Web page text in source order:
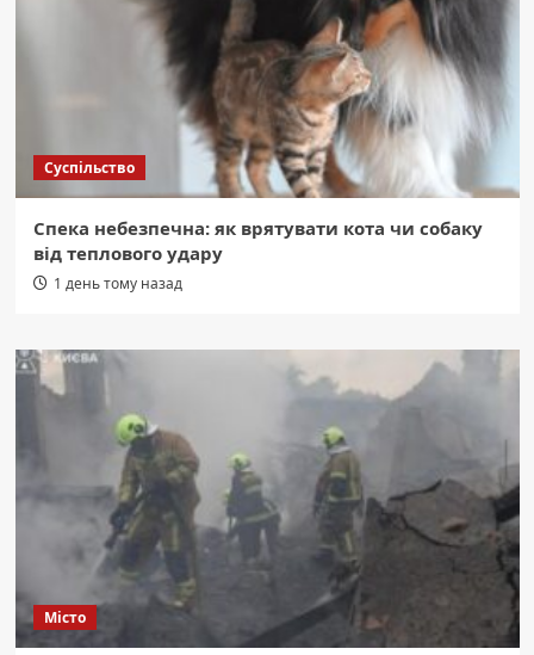
Суспільство
Спека небезпечна: як врятувати кота чи собаку
від теплового удару
1 день тому назад
Місто